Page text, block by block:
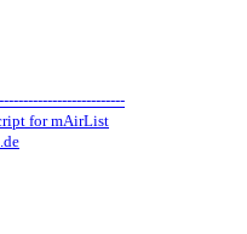
for mAirList